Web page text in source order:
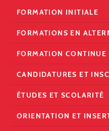
FORMATION INITIALE
FORMATIONS EN
FORMATION CONTINUE
CANDIDATURES ET
ÉTUDES ET SCOLARITÉ
ORIENTATION ET